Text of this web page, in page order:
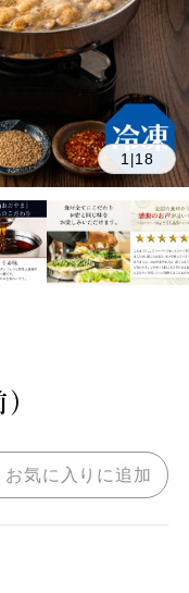
1 |18
お気に入りに追加